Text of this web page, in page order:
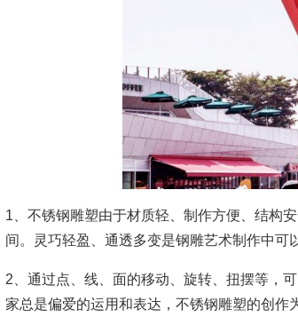
1、不锈钢雕塑由于材质轻、制作方便、结构
间。灵巧轻盈、通透多变是钢雕艺术制作中可
2、通过点、线、面的移动、旋转、扭摆等，
家总是偏爱的运用和表达，不锈钢雕塑的创作